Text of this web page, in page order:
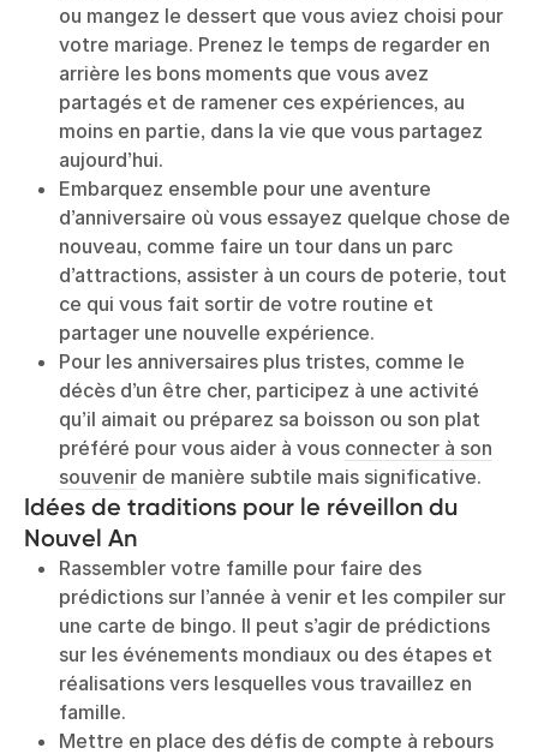
ou mangez le dessert que vous aviez choisi pour
votre mariage. Prenez le temps de regarder en
arrière les bons moments que vous avez
partagés et de ramener ces expériences, au
moins en partie, dans la vie que vous partagez
aujourd’hui.
Embarquez ensemble pour une aventure
d’anniversaire où vous essayez quelque chose de
nouveau, comme faire un tour dans un parc
d’attractions, assister à un cours de poterie, tout
ce qui vous fait sortir de votre routine et
partager une nouvelle expérience.
Pour les anniversaires plus tristes, comme le
décès d’un être cher, participez à une activité
qu’il aimait ou préparez sa boisson ou son plat
préféré pour vous aider à vous connecter à son
souvenirde manière subtile mais significative.
Idées de traditions pour le réveillon du
Nouvel An
Rassembler votre famille pour faire des
prédictions sur l’année à venir et les compiler sur
une carte de bingo. Il peut s’agir de prédictions
sur les événements mondiaux ou des étapes et
réalisations vers lesquelles vous travaillez en
famille.
Mettre en place des défis de compte à rebours